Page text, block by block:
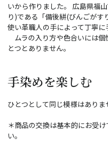
いから作りました。 広島県福
り)である「備後絣(びんごが
使い革職人の手によって丁寧に
ムラの入り方や色合いには
とつとありません。
手染めを楽しむ
ひとつとして同じ模様はありま
＊商品の交換は基本的にお受
い。